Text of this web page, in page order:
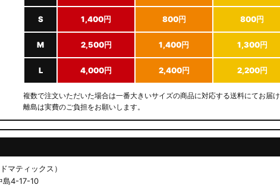
S 1,400円 800円 800円
M 2,500円 1,400円 1,300円
L 4,000円 2,400円 2,200円
複数で注文いただいた場合は一番大きいサイズの商品に対応する送料にてお届け
離島は実費のご負担をお願いします。
マティックス）
島4-17-10